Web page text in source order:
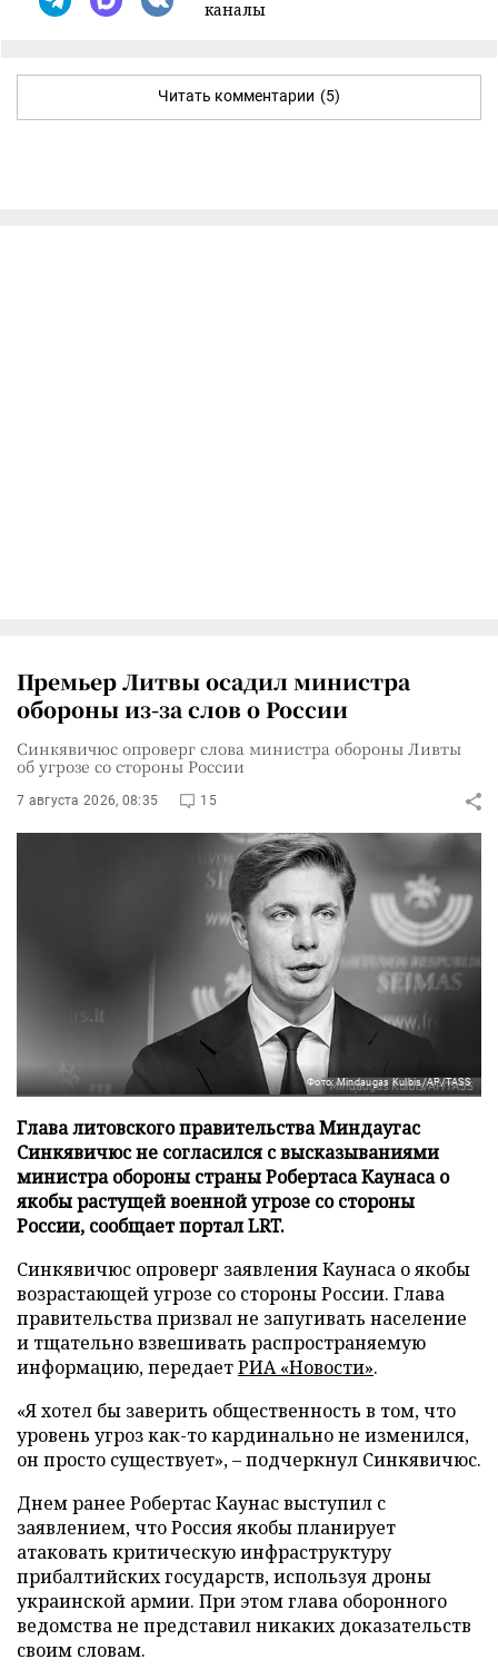
каналы
Читать комментарии (5)
Премьер Литвы осадил министра
обороны из-за слов о России
Синкявичюс опроверг слова министра обороны Ливты
об угрозе со стороны России
7 августа 2026, 08:35 15
Фото: Mindaugas Kulbis/AP/TASS
Глава литовского правительства Миндаугас
Синкявичюс не согласился с высказываниями
министра обороны страны Робертаса Каунаса о
якобы растущей военной угрозе со стороны
России, сообщает портал LRT.
Синкявичюс опроверг заявления Каунаса о якобы
возрастающей угрозе со стороны России. Глава
правительства призвал не запугивать население
и тщательно взвешивать распространяемую
информацию, передаетРИА «Новости».
«Я хотел бы заверить общественность в том, что
уровень угроз как-то кардинально не изменился,
он просто существует», – подчеркнул Синкявичюс.
Днем ранее Робертас Каунас выступил с
заявлением, что Россия якобы планирует
атаковать критическую инфраструктуру
прибалтийских государств, используя дроны
украинской армии. При этом глава оборонного
ведомства не представил никаких доказательств
своим словам.